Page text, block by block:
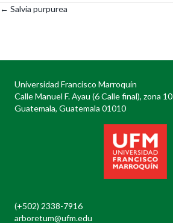
Posts
← Salvia purpurea
Universidad Francisco Marroquín
Calle Manuel F. Ayau (6 Calle final), zona 10
Guatemala, Guatemala 01010
(+502) 2338-7916
arboretum@ufm.edu